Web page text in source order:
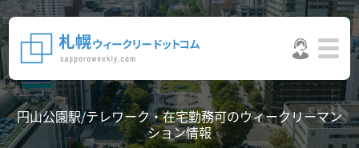
円山公園駅/テレワーク・在宅勤務可のウィークリーマン
ション情報